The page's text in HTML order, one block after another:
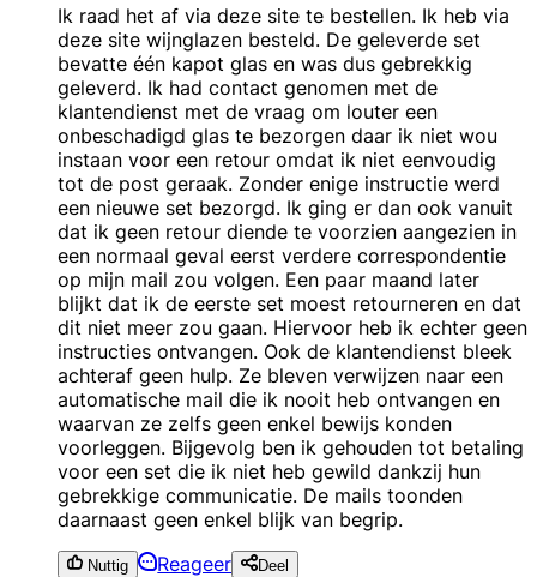
Ik raad het af via deze site te bestellen. Ik heb via
deze site wijnglazen besteld. De geleverde set
bevatte één kapot glas en was dus gebrekkig
geleverd. Ik had contact genomen met de
klantendienst met de vraag om louter een
onbeschadigd glas te bezorgen daar ik niet wou
instaan voor een retour omdat ik niet eenvoudig
tot de post geraak. Zonder enige instructie werd
een nieuwe set bezorgd. Ik ging er dan ook vanuit
dat ik geen retour diende te voorzien aangezien in
een normaal geval eerst verdere correspondentie
op mijn mail zou volgen. Een paar maand later
blijkt dat ik de eerste set moest retourneren en dat
dit niet meer zou gaan. Hiervoor heb ik echter geen
instructies ontvangen. Ook de klantendienst bleek
achteraf geen hulp. Ze bleven verwijzen naar een
automatische mail die ik nooit heb ontvangen en
waarvan ze zelfs geen enkel bewijs konden
voorleggen. Bijgevolg ben ik gehouden tot betaling
voor een set die ik niet heb gewild dankzij hun
gebrekkige communicatie. De mails toonden
daarnaast geen enkel blijk van begrip.
Nuttig Reageer Deel